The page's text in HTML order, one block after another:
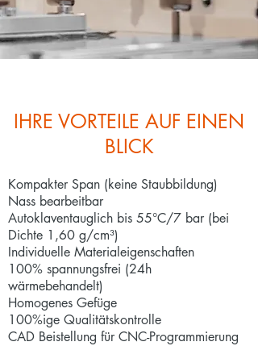
IHRE VORTEILE AUF EINEN
BLICK
Kompakter Span (keine Staubbildung)
Nass bearbeitbar
Autoklaventauglich bis 55°C/7 bar (bei
Dichte 1,60 g/cm³)
Individuelle Materialeigenschaften
100% spannungsfrei (24h
wärmebehandelt)
Homogenes Gefüge
100%ige Qualitätskontrolle
CAD Beistellung für CNC-Programmierung